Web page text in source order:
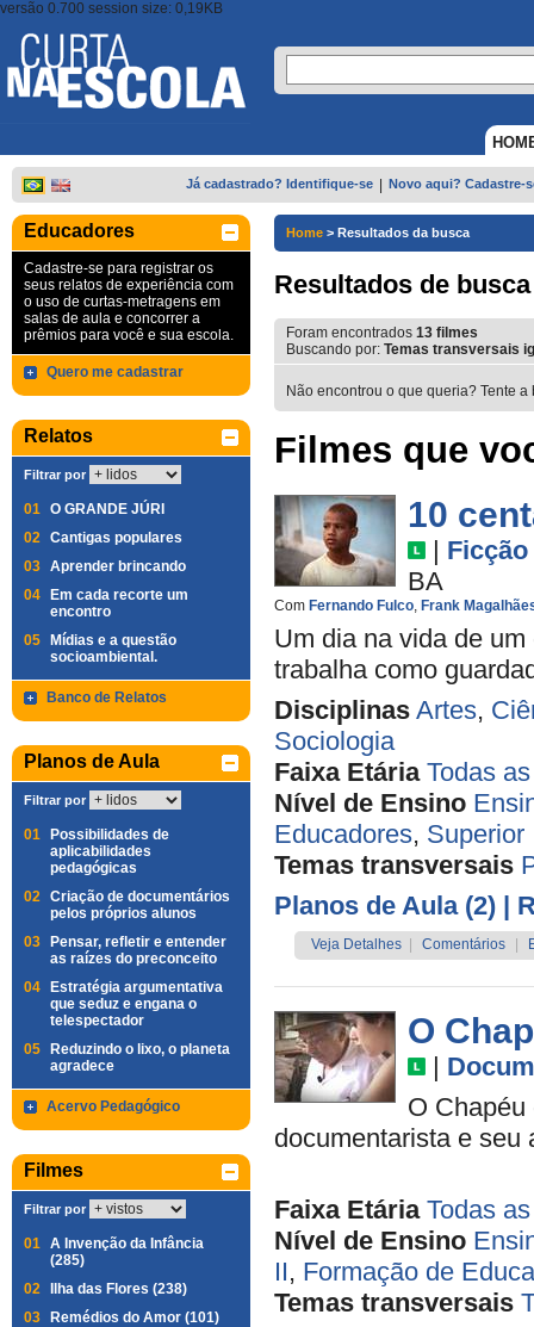
versão 0.700 session size: 0,19KB
Já cadastrado? Identifique-se Novo aqui? Cadastre-
Educadores
Cadastre-se para registrar os
seus relatos de experiência com
o uso de curtas-metragens em
salas de aula e concorrer a
prêmios para você e sua escola.
Quero me cadastrar
Relatos
Filtrar por
01 O GRANDE JÚRI
02 Cantigas populares
03 Aprender brincando
04
Em cada recorte um
encontro
05
Mídias e a questão
socioambiental.
Banco de Relatos
Planos de Aula
Filtrar por
01
Possibilidades de
aplicabilidades
pedagógicas
02 Criação de documentários
pelos próprios alunos
03
Pensar, refletir e entender
as raízes do preconceito
04
Estratégia argumentativa
que seduz e engana o
telespectador
05
Reduzindo o lixo, o planeta
agradece
Acervo Pedagógico
Filmes
Filtrar por
01 A Invenção da Infância
(285)
02
Ilha das Flores (238)
03
Remédios do Amor (101)
Home > Resultados da busca
Resultados de busca
Foram encontrados 13 filmes
Buscando por: Temas transversais
Não encontrou o que queria? Tente
Filmes que
10
| Ficção
BA
Com Fernando Fulco, Frank
Um dia na vida de
trabalha como
Disciplinas Artes,
Sociologia
Faixa Etária Todas
Nível de Ensino
Educadores, Superior
Temas transversais
Planos de Aula (2) |
Veja Detalhes Comentários
O
|
O Chapéu
documentarista e seu
Faixa Etária Todas
Nível de Ensino
II, Formação de
Temas transversais